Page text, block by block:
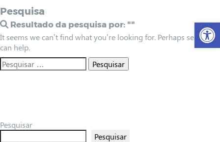
Pesquisa
Resultado da pesquisa por: ""
It seems we can’t find what you’re looking for. Perhaps searching
can help.
Pesquisar
Pesquisar